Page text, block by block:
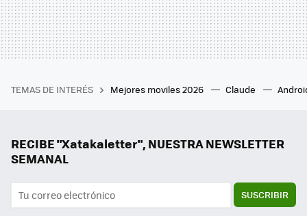
TEMAS DE INTERÉS Mejores moviles 2026 Claude
RECIBE "Xatakaletter", NUESTRA NEWSLETTER
SEMANAL
SUSCRIBIR